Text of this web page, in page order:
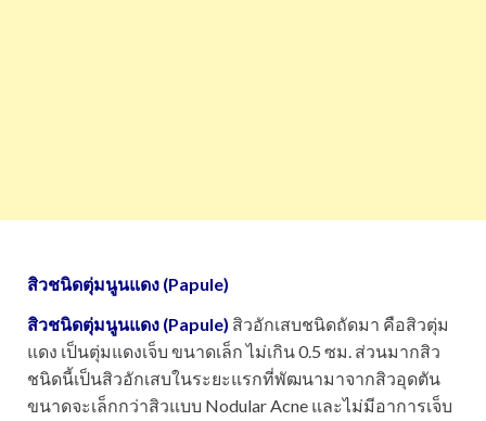
สิวชนิดตุ่มนูนแดง (Papule)
สิวชนิดตุ่มนูนแดง (Papule) สิวอักเสบชนิดถัดมา คือสิวตุ่ม
แดง เป็นตุ่มแดงเจ็บ ขนาดเล็ก ไม่เกิน 0.5 ซม. ส่วนมากสิว
ชนิดนี้เป็นสิวอักเสบในระยะแรกที่พัฒนามาจากสิวอุดตัน
ขนาดจะเล็กกว่าสิวแบบ Nodular Acne และไม่มีอาการเจ็บ